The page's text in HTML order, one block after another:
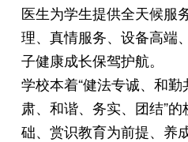
医生为学生提供全天候服
理、真情服务、设备高端
子健康成长保驾护航。
学校本着“健法专诚、和勤
肃、和谐、务实、团结”
础、赏识教育为前提、养